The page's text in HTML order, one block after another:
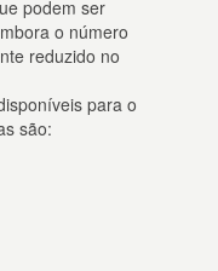
podem ser
o número
reduzido no
para o
são: